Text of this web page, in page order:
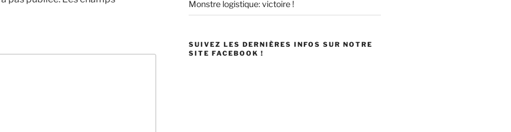
Monstre logistique: victoire !
SUIVEZ LES DERNIÈRES INFOS SUR NOTRE
SITE FACEBOOK !